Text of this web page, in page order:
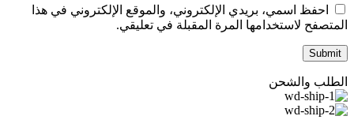
احفظ اسمي، بريدي الإلكتروني، والموقع الإلكتروني في هذا
المتصفح لاستخدامها المرة المقبلة في تعليقي.
الطلب والشحن